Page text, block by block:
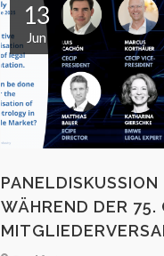
13
Jun
PANELDISKUSSION
WÄHREND DER 75.